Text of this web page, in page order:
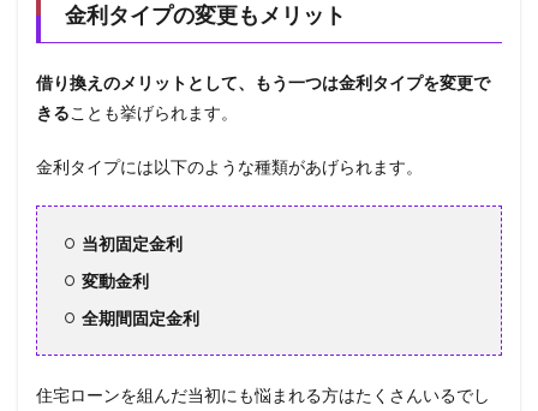
金利タイプの変更もメリット
借り換えのメリットとして、もう一つは金利タイプを変更で
きることも挙げられます。
金利タイプには以下のような種類があげられます。
当初固定金利
変動金利
全期間固定金利
住宅ローンを組んだ当初にも悩まれる方はたくさんいるでし